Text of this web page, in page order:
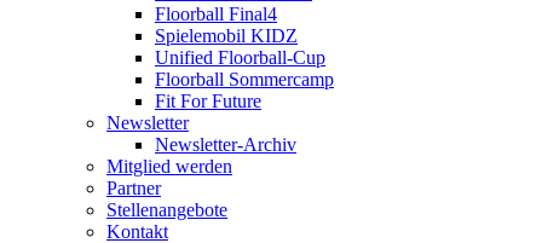
Floorball Final4
Spielemobil KIDZ
Unified Floorball-Cup
Floorball Sommercamp
Fit For Future
Newsletter
Newsletter-Archiv
Mitglied werden
Partner
Stellenangebote
Kontakt